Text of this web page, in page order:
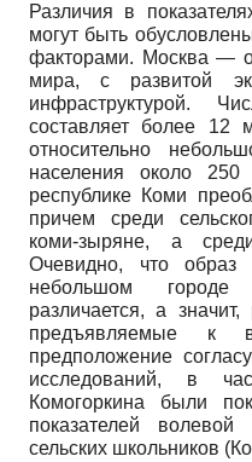
Различия в
могут быть
факторами. Москва —
мира, с развитой
инфраструктурой.
составляет более 12
относительно
населения около
республике Коми
причем среди
коми-зыряне, а
Очевидно, что
небольшом городе
различается, а
предъявляемые к
предположение
исследований, в
Комогоркина были
показателей
сельских школьников